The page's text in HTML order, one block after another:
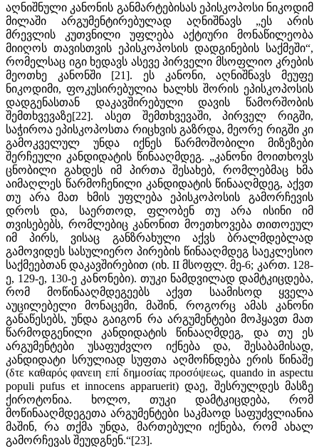
აღნიშნული კანონის განმარტებისას ეპისკოპოსი ნიკოდიმ
მილაში არგუმენტირებულად აღნიშნავს „ეს არის
მრევლის კუთვნილი უფლება აქტიური მონაწილეობა
მიიღოს თავისთვის ეპისკოპოსის დადგინების საქმეში“,
რომელსაც იგი ხედავს ასევე პირველი მსოფლიო კრების
მეოთხე კანონში [21]. ეს კანონი, აღნიშნავს მეუფე
ნიკოდიმი, ფოკუსირებულია ხალხს შორის ეპისკოპოსის
დადგენასთან დაკავშირებული დავის წამორშობის
შემთხვევაზე[22]. ასეთ შემთხვევაში, პირველ რიგში,
საჭიროა ეპისკოპოსთა რიცხვის გაზრდა, მეორე რიგში კი
გამოკველულ უნდა იქნეს წარმოშობილი მიზეზები
შერჩეული კანდიდატის წინააღმდეგ. „კანონი მოითხოვს
ცნობილი გახდეს იმ პირთა შესახებ, რომლებმაც ხმა
აიმაღლეს წარმოჩენილი კანდიდატის წინააღმდეგ, აქვთ
თუ არა მათ ხმის უფლება ეპისკოპოსის გამორჩევის
დროს და, საერთოდ, ფლობენ თუ არა ისინი იმ
თვისებებს, რომლებიც კანონით მოეთხოვება თითოეულ
იმ პირს, ვისაც განზრახული აქვს ბრალმდებლად
გამოვიდეს სასულიერო პირების წინააღმდეგ საეკლესიო
საქმეებთან დაკავშირებით (იხ. II მსოფლ. მე-6; კართ. 128-
ე, 129-ე, 130-ე კანონები). თუკი ნამდვილად დამტკიცდება,
რომ მოწინააღმდეგეებს აქვთ საამისოდ ყველა
აუცილებელი მონაცემი, მაშინ, როგორც ამას კანონი
განაწესებს, უნდა გაიგონ რა არგუმენტები მოჰყავთ მათ
წარმოდგენილი კანდიდატის წინააღმდეგ, და თუ ეს
არგუმენტები უსაფუძვლო იქნება და, შესაბამისად,
კანდიდატი სრულიად სუფთა აღმოჩნდება ერის წინაშე
(δτε καθαρός φανειη επί δημοσίας προσόψεως, quando in aspectu
populi pufus et innocens apparuerit) დაე, შესრულდეს მასზე
ქიროტონია. ხოლო, თუკი დამტკიცდება, რომ
მოწინააღმდეგეთა არგუმენტები საკმაოდ საფუძვლიანია
მაშინ, რა თქმა უნდა, მართებული იქნება, რომ ახალ
გამორჩევას შეუდგნენ.“[23].